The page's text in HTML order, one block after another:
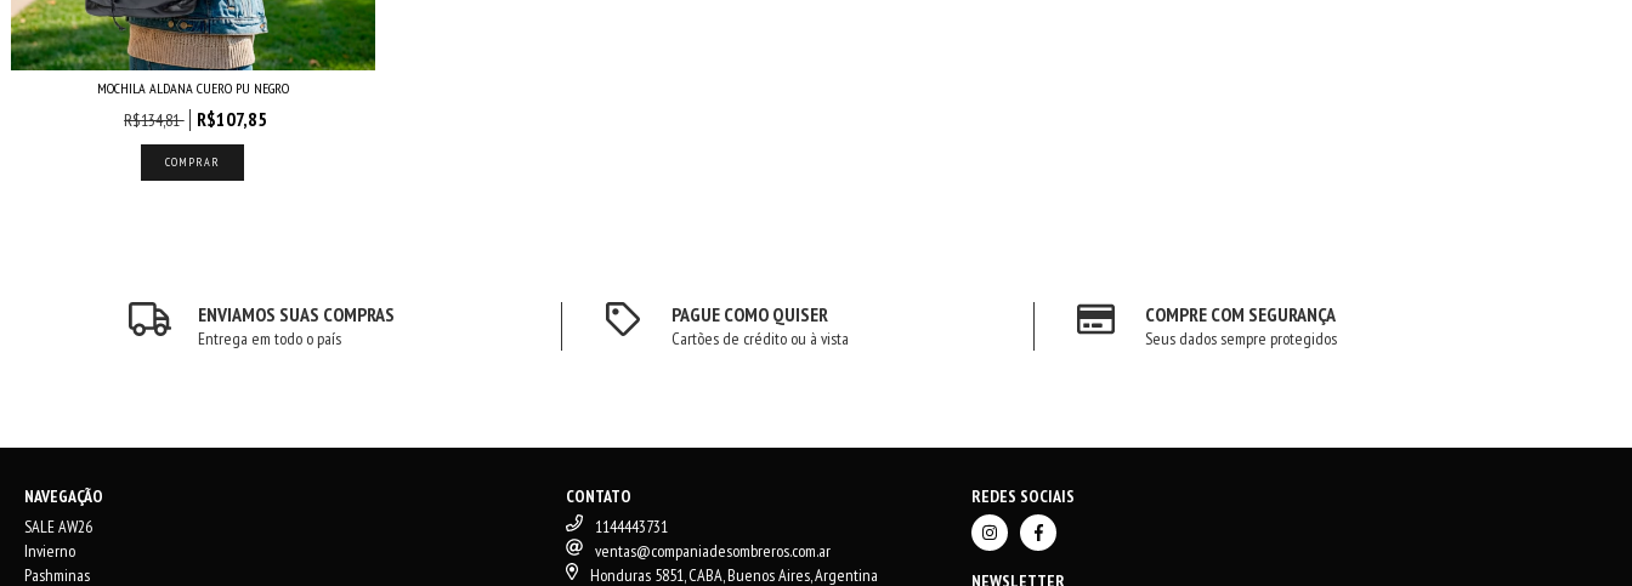
MOCHILA ALDANA CUERO PU NEGRO
R$134,81 R$107,85
ENVIAMOS SUAS COMPRAS
Entrega em todo o país
PAGUE COMO QUISER
Cartões de crédito ou à vista
COMPRE COM SEGURANÇA
Seus dados sempre protegidos
NAVEGAÇÃO
SALE AW26
Invierno
Pashminas
CONTATO
1144443731
ventas@companiadesombreros.com.ar
Honduras 5851, CABA, Buenos Aires, Argentina
REDES SOCIAIS